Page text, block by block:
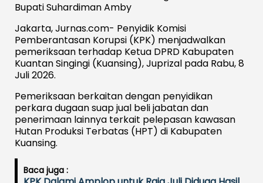
Bupati Suhardiman Amby
Jakarta, Jurnas.com- Penyidik Komisi
Pemberantasan Korupsi (KPK) menjadwalkan
pemeriksaan terhadap Ketua DPRD Kabupaten
Kuantan Singingi (Kuansing), Juprizal pada Rabu, 8
Juli 2026.
Pemeriksaan berkaitan dengan penyidikan
perkara dugaan suap jual beli jabatan dan
penerimaan lainnya terkait pelepasan kawasan
Hutan Produksi Terbatas (HPT) di Kabupaten
Kuansing.
Baca juga :